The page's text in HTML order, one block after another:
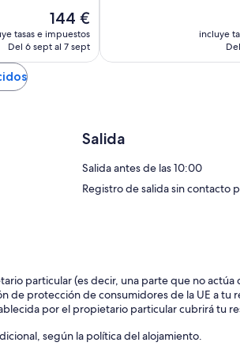
El
precio
actual
144 €
tasas e impuestos
Del 6 sept al 7 sept
incluye
Salida
Salida antes de las 10:00
Registro de salida sin contacto
particular (es decir, una parte que no
de protección de consumidores de la UE a tu
por el propietario particular cubrirá tu
según la política del alojamiento.